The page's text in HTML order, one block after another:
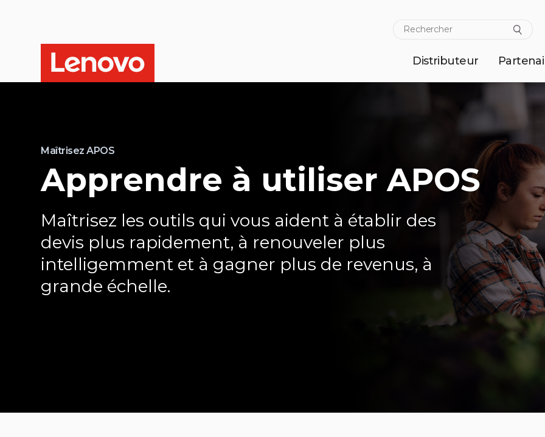
Distributeur
Maîtrisez APOS
Apprendre à utiliser APOS
Maîtrisez les outils qui vous aident à établir des
devis plus rapidement, à renouveler plus
intelligemment et à gagner plus de revenus, à
grande échelle.